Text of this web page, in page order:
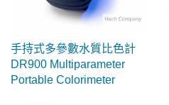
手持式多參數水質比色計
DR900 Multiparameter
Portable Colorimeter